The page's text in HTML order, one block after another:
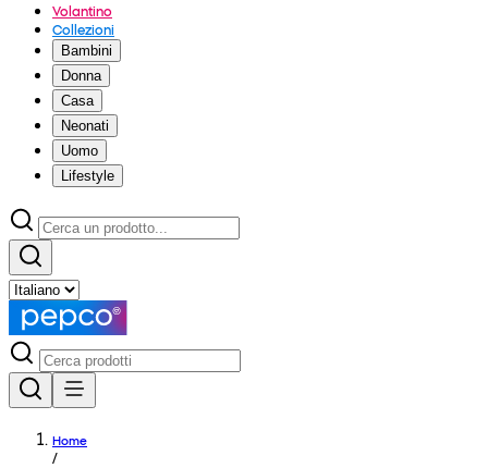
Volantino
Collezioni
Bambini
Donna
Casa
Neonati
Uomo
Lifestyle
Home
/